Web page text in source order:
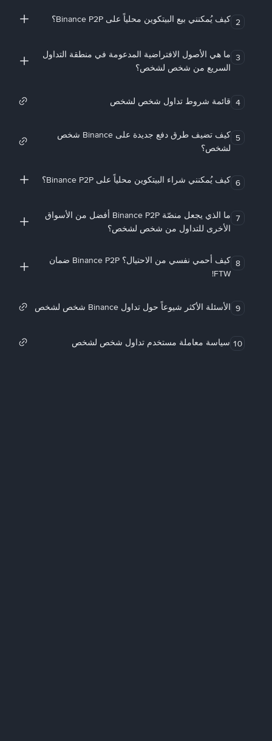
2 كيف يُمكنني بيع البيتكوين محلياً على Binance P2P؟
3 ما هي الأصول الافتراضية المدعومة في منطقة التداول
السريع من شخص لشخص؟
4 قائمة شروط تداول شخص لشخص
5
كيف تضيف طرق دفع جديدة على Binance شخص
لشخص؟
6 كيف يُمكنني شراء البيتكوين محلياً على Binance P2P؟
7
ما الذي يجعل منصّة Binance P2P أفضل من الأسواق
الأخرى للتداول من شخص لشخص؟
8
كيف أحمي نفسي من الاحتيال؟ Binance P2P ضمان
FTW!
9 الأسئلة الأكثر شيوعاً حول تداول Binance شخص لشخص
10 سياسة معاملة مستخدم تداول شخص لشخص